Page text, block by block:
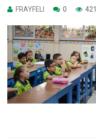
FRAYFELI 0 421